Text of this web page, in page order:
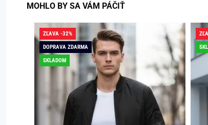
MOHLO BY SA VÁM PÁČIŤ
ZĽAVA -32%
DOPRAVA ZDARMA
SKLADOM